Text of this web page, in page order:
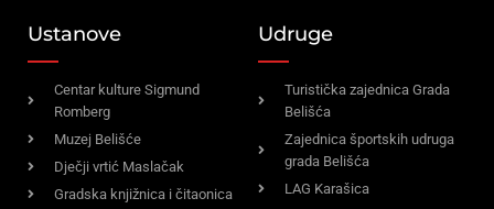
Ustanove
Centar kulture Sigmund
Romberg
Muzej Belišće
Dječji vrtić Maslačak
Gradska knjižnica i čitaonica
Udruge
Turistička zajednica Grada
Belišća
Zajednica športskih udruga
grada Belišća
LAG Karašica